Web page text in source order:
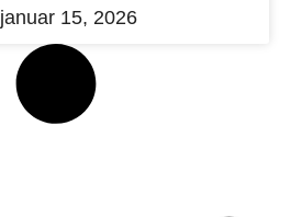
januar 15, 2026